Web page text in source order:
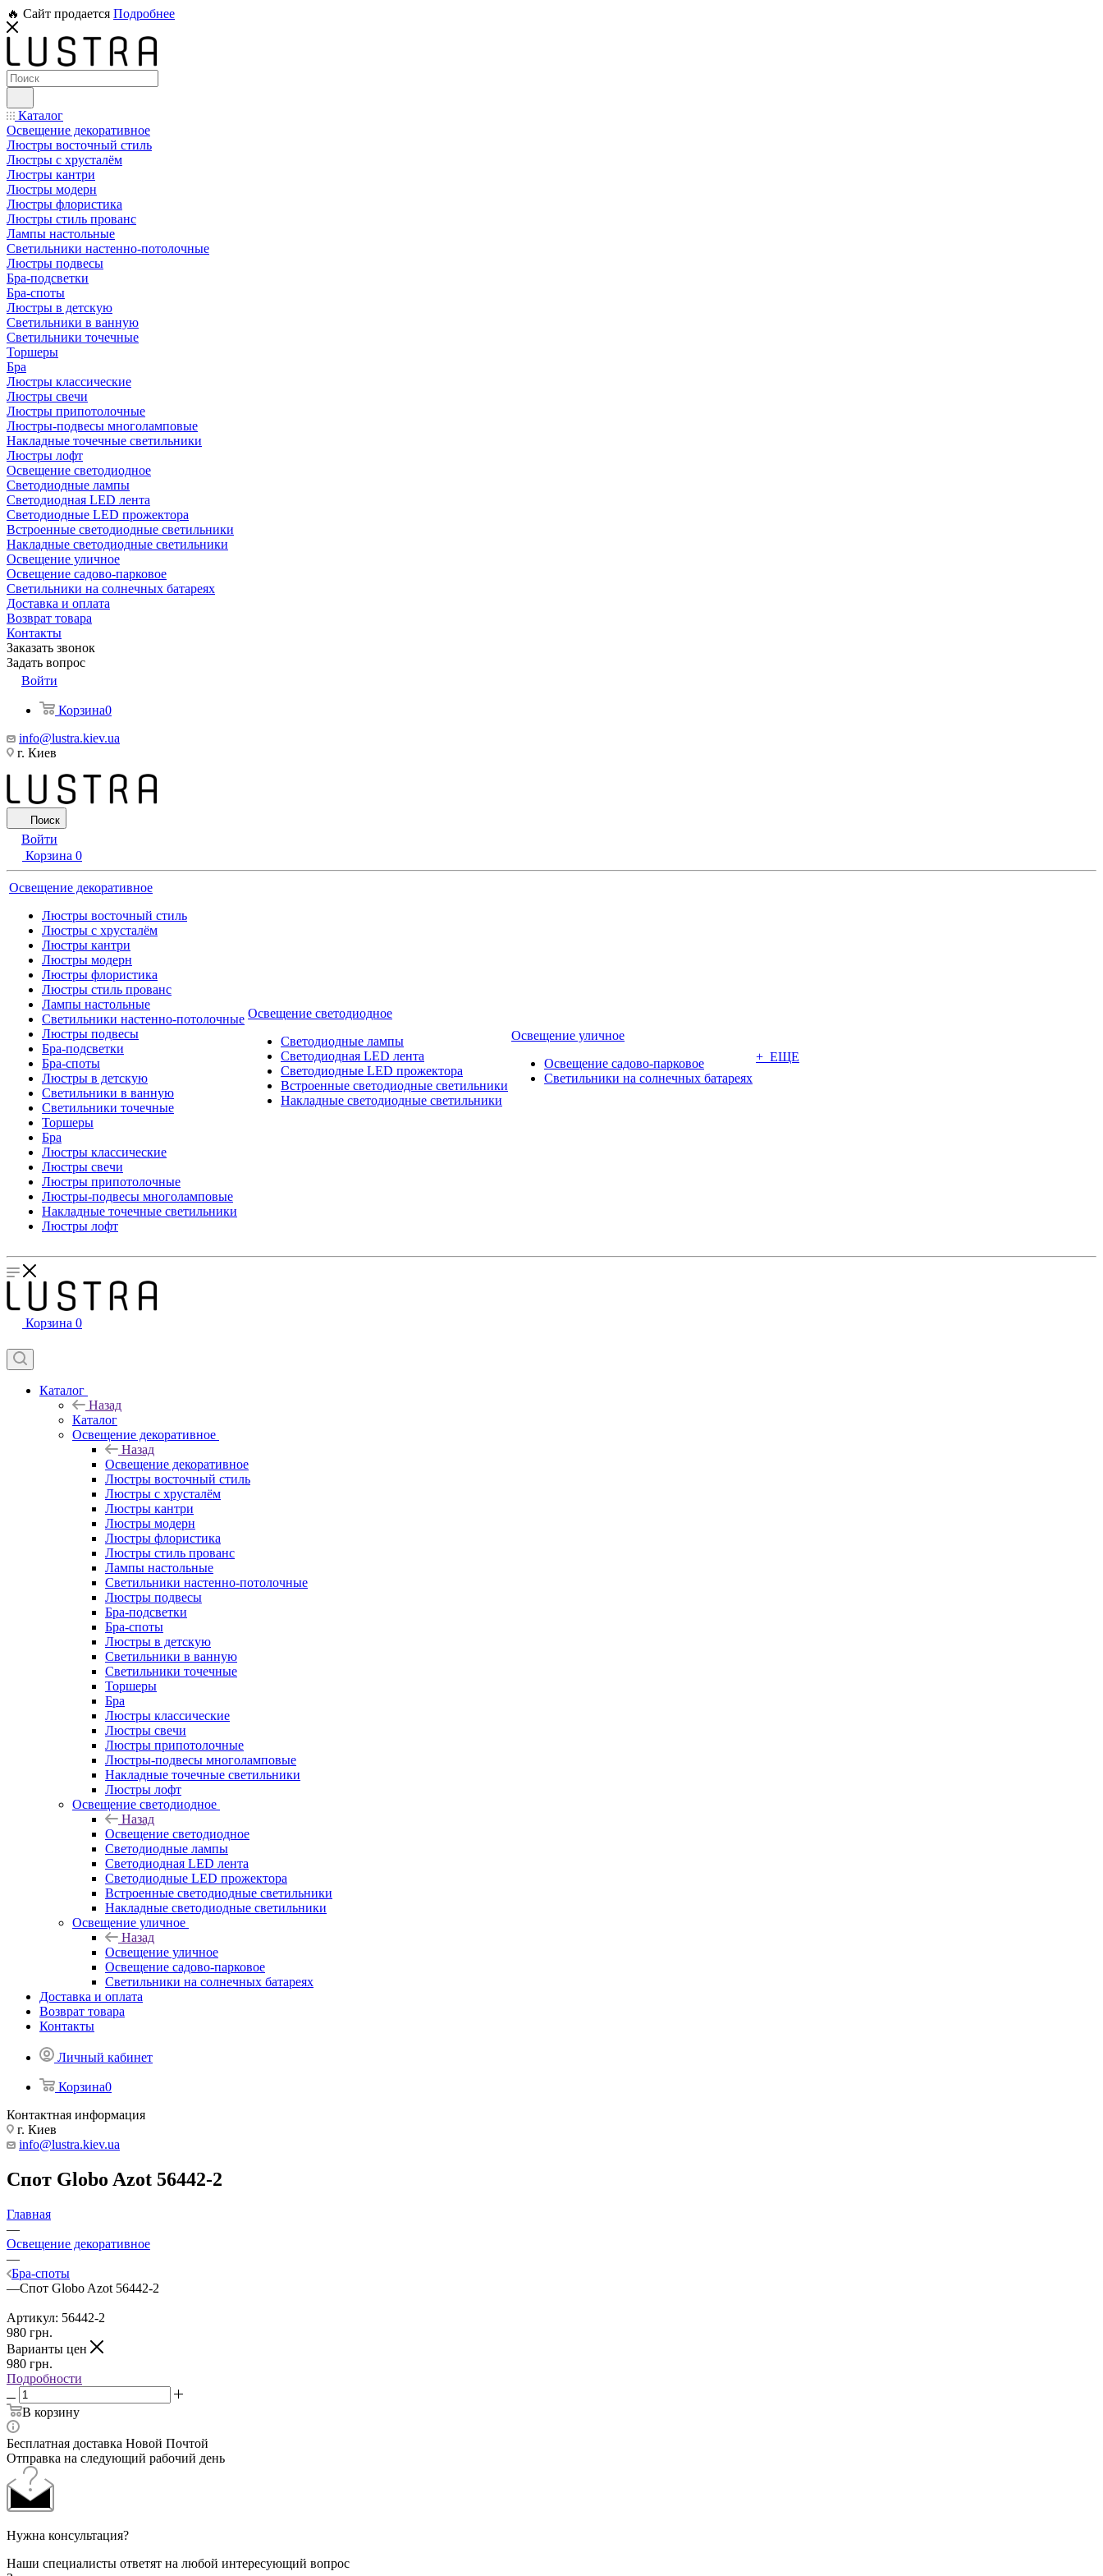
🔥 Сайт продается Подробнее
Каталог
Освещение декоративное
Люстры восточный стиль
Люстры с хрусталём
Люстры кантри
Люстры модерн
Люстры флористика
Люстры стиль прованс
Лампы настольные
Светильники настенно-потолочные
Люстры подвесы
Бра-подсветки
Бра-споты
Люстры в детскую
Светильники в ванную
Светильники точечные
Торшеры
Бра
Люстры классические
Люстры свечи
Люстры припотолочные
Люстры-подвесы многоламповые
Накладные точечные светильники
Люстры лофт
Освещение светодиодное
Светодиодные лампы
Светодиодная LED лента
Светодиодные LED прожектора
Встроенные светодиодные светильники
Накладные светодиодные светильники
Освещение уличное
Освещение садово-парковое
Светильники на солнечных батареях
Доставка и оплата
Возврат товара
Контакты
Заказать звонок
Задать вопрос
Войти
Корзина0
info@lustra.kiev.ua
г. Киев
Поиск
Войти
Корзина 0
Освещение декоративное
Люстры восточный стиль
Люстры с хрусталём
Люстры кантри
Люстры модерн
Люстры флористика
Люстры стиль прованс
Лампы настольные
Светильники настенно-потолочные
Люстры подвесы
Бра-подсветки
Бра-споты
Люстры в детскую
Светильники в ванную
Светильники точечные
Торшеры
Бра
Люстры классические
Люстры свечи
Люстры припотолочные
Люстры-подвесы многоламповые
Накладные точечные светильники
Люстры лофт
Освещение светодиодное
Светодиодные лампы
Светодиодная LED лента
Светодиодные LED прожектора
Встроенные светодиодные светильники
Накладные светодиодные светильники
Освещение уличное
Освещение садово-парковое
Светильники на солнечных батареях
+ ЕЩЕ
Корзина 0
Каталог
Назад
Каталог
Освещение декоративное
Назад
Освещение декоративное
Люстры восточный стиль
Люстры с хрусталём
Люстры кантри
Люстры модерн
Люстры флористика
Люстры стиль прованс
Лампы настольные
Светильники настенно-потолочные
Люстры подвесы
Бра-подсветки
Бра-споты
Люстры в детскую
Светильники в ванную
Светильники точечные
Торшеры
Бра
Люстры классические
Люстры свечи
Люстры припотолочные
Люстры-подвесы многоламповые
Накладные точечные светильники
Люстры лофт
Освещение светодиодное
Назад
Освещение светодиодное
Светодиодные лампы
Светодиодная LED лента
Светодиодные LED прожектора
Встроенные светодиодные светильники
Накладные светодиодные светильники
Освещение уличное
Назад
Освещение уличное
Освещение садово-парковое
Светильники на солнечных батареях
Доставка и оплата
Возврат товара
Контакты
Личный кабинет
Корзина0
Контактная информация
г. Киев
info@lustra.kiev.ua
Спот Globo Azot 56442-2
Главная
—
Освещение декоративное
—
Бра-споты
—Спот Globo Azot 56442-2
Артикул: 56442-2
980 грн.
Варианты цен
980 грн.
Подробности
В корзину
Бесплатная доставка Новой Почтой
Отправка на следующий рабочий день
Нужна консультация?
Наши специалисты ответят на любой интересующий вопрос